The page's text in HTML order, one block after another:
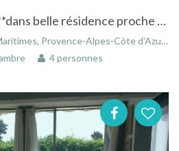
Appartement classé ***dans belle résidence proche plage et ville
Provence-Alpes-Côte d'Azur, France
4 personnes